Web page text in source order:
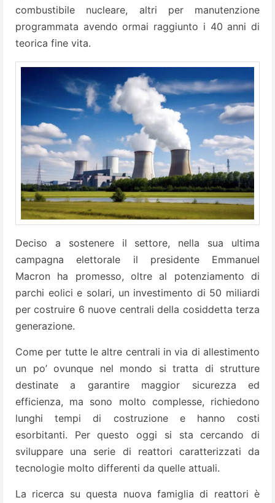
combustibile nucleare, altri per manutenzione
programmata avendo ormai raggiunto i 40 anni di
teorica fine vita.
Deciso a sostenere il settore, nella sua ultima
campagna elettorale il presidente Emmanuel
Macron ha promesso, oltre al potenziamento di
parchi eolici e solari, un investimento di 50 miliardi
per costruire 6 nuove centrali della cosiddetta terza
generazione.
Come per tutte le altre centrali in via di allestimento
un po’ ovunque nel mondo si tratta di strutture
destinate a garantire maggior sicurezza ed
efficienza, ma sono molto complesse, richiedono
lunghi tempi di costruzione e hanno costi
esorbitanti. Per questo oggi si sta cercando di
sviluppare una serie di reattori caratterizzati da
tecnologie molto differenti da quelle attuali.
La ricerca su questa nuova famiglia di reattori è